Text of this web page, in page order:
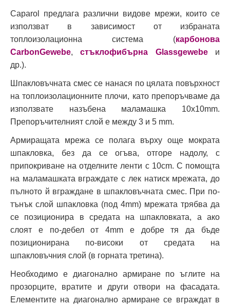
Caparol предлага различни видове мрежи, които се
използват в зависимост от избраната
топлоизолационна система (карбонова
CarbonGewebe,стъклофибърна Glassgewebe и
др.).
Шпакловъчната смес се нанася по цялата повърхност
на топлоизолационните плочи, като препоръчваме да
използвате назъбена маламашка 10х10mm.
Препоръчителният слой е между 3 и 5 mm.
Армиращата мрежа се полага върху още мократа
шпакловка, без да се огъва, отгоре надолу, с
припокриване на отделните ленти с 10cm. С помощта
на маламашката вграждате с лек натиск мрежата, до
пълното й вграждане в шпакловъчната смес. При по-
тънък слой шпакловка (под 4mm) мрежата трябва да
се позиционира в средата на шпакловката, а ако
слоят е по-дебел от 4mm е добре тя да бъде
позиционирана по-високи от средата на
шпакловъчния слой (в горната третина).
Необходимо е диагонално армиране по ъглите на
прозорците, вратите и други отвори на фасадата.
Елементите на диагонално армиране се вграждат в